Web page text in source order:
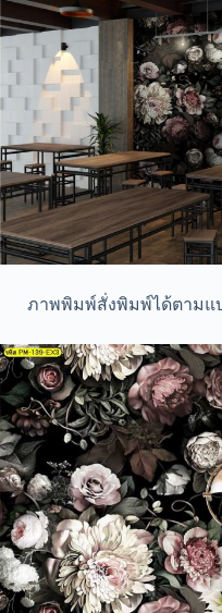
ภาพพิมพ์สั่งพิมพ์ได้ตามแ